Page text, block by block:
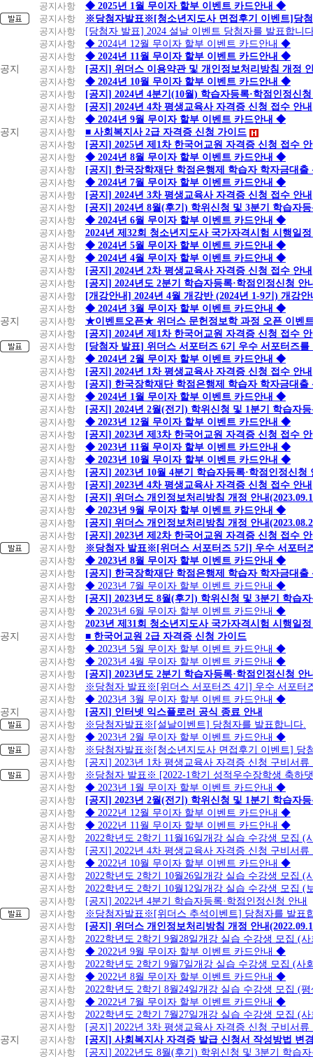
공지사항
◆ 2025년 1월 무이자 할부 이벤트 카드안내 ◆
공지사항
※당첨자발표※[청소년지도사 면접후기 이벤트]당
공지사항
[당첨자 발표] 2024 설날 이벤트 당첨자를 발표합니
공지사항
◆ 2024년 12월 무이자 할부 이벤트 카드안내 ◆
공지사항
◆ 2024년 11월 무이자 할부 이벤트 카드안내 ◆
공지
공지사항
[공지] 위더스 이용약관 및 개인정보처리방침 개정
공지사항
◆ 2024년 10월 무이자 할부 이벤트 카드안내 ◆
공지사항
[공지] 2024년 4분기(10월) 학습자등록·학점인정신
공지사항
[공지] 2024년 4차 평생교육사 자격증 신청 접수 안내
공지사항
◆ 2024년 9월 무이자 할부 이벤트 카드안내 ◆
공지
공지사항
■ 사회복지사 2급 자격증 신청 가이드
공지사항
[공지] 2025년 제1차 한국어교원 자격증 신청 접수
공지사항
◆ 2024년 8월 무이자 할부 이벤트 카드안내 ◆
공지사항
[공지] 한국장학재단 학점은행제 학습자 학자금대출
공지사항
◆ 2024년 7월 무이자 할부 이벤트 카드안내 ◆
공지사항
[공지] 2024년 3차 평생교육사 자격증 신청 접수 안내
공지사항
[공지] 2024년 8월(후기) 학위신청 및 3분기 학습자
공지사항
◆ 2024년 6월 무이자 할부 이벤트 카드안내 ◆
공지사항
2024년 제32회 청소년지도사 국가자격시험 시행일
공지사항
◆ 2024년 5월 무이자 할부 이벤트 카드안내 ◆
공지사항
◆ 2024년 4월 무이자 할부 이벤트 카드안내 ◆
공지사항
[공지] 2024년 2차 평생교육사 자격증 신청 접수 안내
공지사항
[공지] 2024년도 2분기 학습자등록·학점인정신청 안
공지사항
[개강안내] 2024년 4월 개강반 (2024년 1-9기) 개강안
공지사항
◆ 2024년 3월 무이자 할부 이벤트 카드안내 ◆
공지
공지사항
★이벤트오픈★ 위더스 문헌정보학 과정 오픈 이벤
공지사항
[공지] 2024년 제1차 한국어교원 자격증 신청 접수
공지사항
[당첨자 발표] 위더스 서포터즈 6기 우수 서포터즈를
공지사항
◆ 2024년 2월 무이자 할부 이벤트 카드안내 ◆
공지사항
[공지] 2024년 1차 평생교육사 자격증 신청 접수 안내
공지사항
[공지] 한국장학재단 학점은행제 학습자 학자금대출
공지사항
◆ 2024년 1월 무이자 할부 이벤트 카드안내 ◆
공지사항
[공지] 2024년 2월(전기) 학위신청 및 1분기 학습자
공지사항
◆ 2023년 12월 무이자 할부 이벤트 카드안내 ◆
공지사항
[공지] 2023년 제3차 한국어교원 자격증 신청 접수
공지사항
◆ 2023년 11월 무이자 할부 이벤트 카드안내 ◆
공지사항
◆ 2023년 10월 무이자 할부 이벤트 카드안내 ◆
공지사항
[공지] 2023년 10월 4분기 학습자등록·학점인정신청
공지사항
[공지] 2023년 4차 평생교육사 자격증 신청 접수 안내
공지사항
[공지] 위더스 개인정보처리방침 개정 안내
공지사항
◆ 2023년 9월 무이자 할부 이벤트 카드안내 ◆
공지사항
[공지] 위더스 개인정보처리방침 개정 안내
공지사항
[공지] 2023년 제2차 한국어교원 자격증 신청 접수
공지사항
※당첨자 발표※[위더스 서포터즈 5기] 우수 서포터
공지사항
◆ 2023년 8월 무이자 할부 이벤트 카드안내 ◆
공지사항
[공지] 한국장학재단 학점은행제 학습자 학자금대출
공지사항
◆ 2023년 7월 무이자 할부 이벤트 카드안내 ◆
공지사항
[공지] 2023년도 8월(후기) 학위신청 및 3분기 학습
공지사항
◆ 2023년 6월 무이자 할부 이벤트 카드안내 ◆
공지사항
2023년 제31회 청소년지도사 국가자격시험 시행일
공지
공지사항
■ 한국어교원 2급 자격증 신청 가이드
공지사항
◆ 2023년 5월 무이자 할부 이벤트 카드안내 ◆
공지사항
◆ 2023년 4월 무이자 할부 이벤트 카드안내 ◆
공지사항
[공지] 2023년도 2분기 학습자등록·학점인정신청 안
공지사항
※당첨자 발표※[위더스 서포터즈 4기] 우수 서포터
공지사항
◆ 2023년 3월 무이자 할부 이벤트 카드안내 ◆
공지
공지사항
[공지] 인터넷 익스플로러 공식 종료 안내
공지사항
※당첨자발표※[설날이벤트] 당첨자를 발표합니다.
공지사항
◆ 2023년 2월 무이자 할부 이벤트 카드안내 ◆
공지사항
※당첨자발표※[청소년지도사 면접후기 이벤트] 당
공지사항
[공지] 2023년 1차 평생교육사 자격증 신청 구비서류
공지사항
※당첨자 발표※ [2022-1학기 성적우수장학생 축하
공지사항
◆ 2023년 1월 무이자 할부 이벤트 카드안내 ◆
공지사항
[공지] 2023년 2월(전기) 학위신청 및 1분기 학습자
공지사항
◆ 2022년 12월 무이자 할부 이벤트 카드안내 ◆
공지사항
◆ 2022년 11월 무이자 할부 이벤트 카드안내 ◆
공지사항
2022학년도 2학기 11월16일개강 실습 수강생 모집
공지사항
[공지] 2022년 4차 평생교육사 자격증 신청 구비서류
공지사항
◆ 2022년 10월 무이자 할부 이벤트 카드안내 ◆
공지사항
2022학년도 2학기 10월26일개강 실습 수강생 모집 (
공지사항
2022학년도 2학기 10월12일개강 실습 수강생 모집 (
공지사항
[공지] 2022년 4분기 학습자등록·학점인정신청 안내
공지사항
※당첨자발표※[위더스 추석이벤트] 당첨자를 발표
공지사항
[공지] 위더스 개인정보처리방침 개정 안내
공지사항
2022학년도 2학기 9월28일개강 실습 수강생 모집 (
공지사항
◆ 2022년 9월 무이자 할부 이벤트 카드안내 ◆
공지사항
2022학년도 2학기 9월7일개강 실습 수강생 모집 (사
공지사항
◆ 2022년 8월 무이자 할부 이벤트 카드안내 ◆
공지사항
2022학년도 2학기 8월24일개강 실습 수강생 모집 (
공지사항
◆ 2022년 7월 무이자 할부 이벤트 카드안내 ◆
공지사항
2022학년도 2학기 7월27일개강 실습 수강생 모집 (
공지사항
[공지] 2022년 3차 평생교육사 자격증 신청 구비서류
공지
공지사항
[공지] 사회복지사 자격증 발급 신청서 작성방법 변
공지사항
[공지] 2022년도 8월(후기) 학위신청 및 3분기 학습